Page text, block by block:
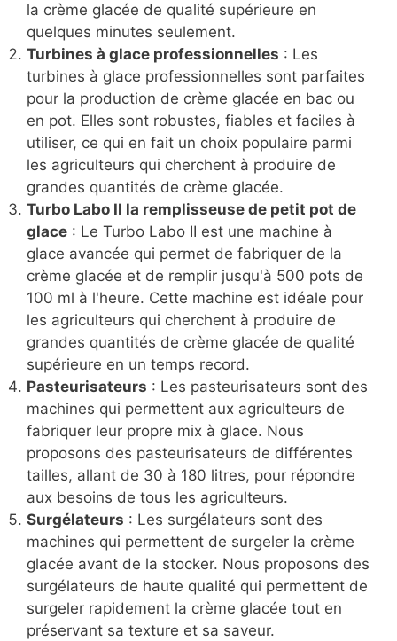
la crème glacée de qualité supérieure en
quelques minutes seulement.
Turbines à glace professionnelles : Les
turbines à glace professionnelles sont parfaites
pour la production de crème glacée en bac ou
en pot. Elles sont robustes, fiables et faciles à
utiliser, ce qui en fait un choix populaire parmi
les agriculteurs qui cherchent à produire de
grandes quantités de crème glacée.
Turbo Labo II la remplisseuse de petit pot de
glace : Le Turbo Labo II est une machine à
glace avancée qui permet de fabriquer de la
crème glacée et de remplir jusqu'à 500 pots de
100 ml à l'heure. Cette machine est idéale pour
les agriculteurs qui cherchent à produire de
grandes quantités de crème glacée de qualité
supérieure en un temps record.
Pasteurisateurs : Les pasteurisateurs sont des
machines qui permettent aux agriculteurs de
fabriquer leur propre mix à glace. Nous
proposons des pasteurisateurs de différentes
tailles, allant de 30 à 180 litres, pour répondre
aux besoins de tous les agriculteurs.
Surgélateurs : Les surgélateurs sont des
machines qui permettent de surgeler la crème
glacée avant de la stocker. Nous proposons des
surgélateurs de haute qualité qui permettent de
surgeler rapidement la crème glacée tout en
préservant sa texture et sa saveur.